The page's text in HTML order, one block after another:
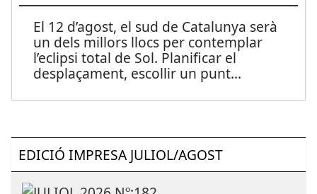
El 12 d’agost, el sud de Catalunya serà
un dels millors llocs per contemplar
l’eclipsi total de Sol. Planificar el
desplaçament, escollir un punt...
EDICIÓ IMPRESA JULIOL/AGOST